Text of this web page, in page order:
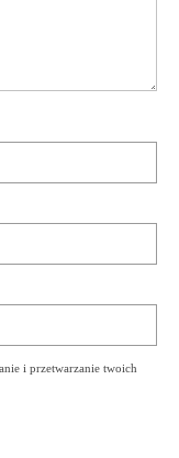
i przetwarzanie twoich